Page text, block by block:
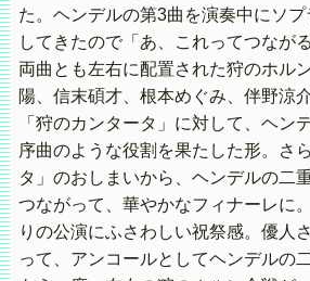
た。ヘンデルの第3曲を演奏中にソ
してきたので「あ、これってつなが
両曲とも左右に配置された狩のホル
陽、信末碩才、根本めぐみ、伴野涼
「狩のカンタータ」に対して、ヘン
序曲のような役割を果たした形。さ
タ」のおしまいから、ヘンデルの二
つながって、華やかなフィナーレに
りの公演にふさわしい祝祭感。優人
って、アンコールとしてヘンデルの